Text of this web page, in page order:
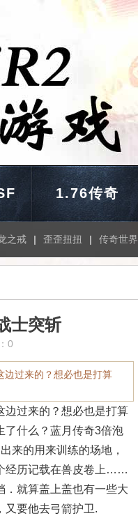
1.76传奇
之戒 | 歪歪扭扭 | 传奇世界
士突斩
0
边过来的？想必也是打算
过来的？想必也是打算
了什么？蓝月传奇3倍泡
来的用来训练的场地，
经历记载在兽皮卷上……
．就算盖上盖也有一些大
又要他去弓箭护卫.